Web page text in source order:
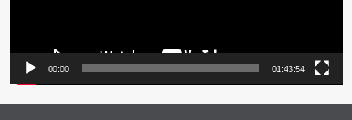
00:00 01:43:54